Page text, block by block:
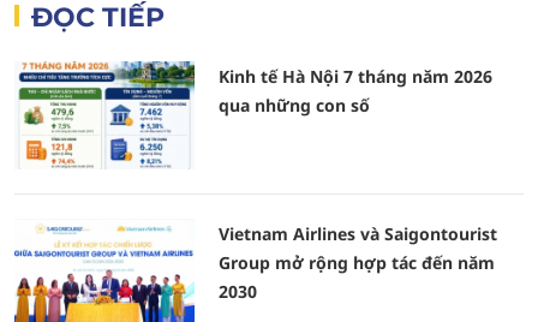
ĐỌC TIẾP
Kinh tế Hà Nội 7 tháng năm 2026
qua những con số
Vietnam Airlines và Saigontourist
Group mở rộng hợp tác đến năm
2030